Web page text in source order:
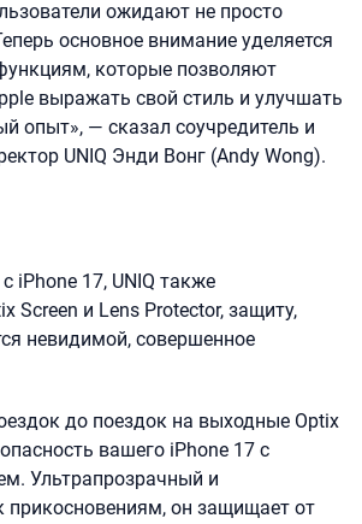
ожидают не просто
основное внимание уделяется
которые позволяют
выражать свой стиль и улучшать
опыт», — сказал соучредитель и
UNIQ Энди Вонг (Andy Wong).
iPhone 17, UNIQ также
Screen и Lens Protector, защиту,
невидимой, совершенное
до поездок на выходные Optix
вашего iPhone 17 с
Ультрапрозрачный и
прикосновениям, он защищает от